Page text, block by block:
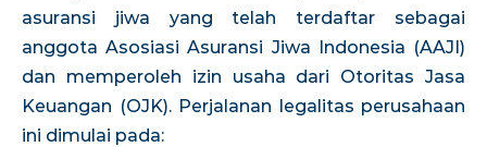
asuransi jiwa yang telah terdaftar sebagai
anggota Asosiasi Asuransi Jiwa Indonesia (AAJI)
dan memperoleh izin usaha dari Otoritas Jasa
Keuangan (OJK). Perjalanan legalitas perusahaan
ini dimulai pada: